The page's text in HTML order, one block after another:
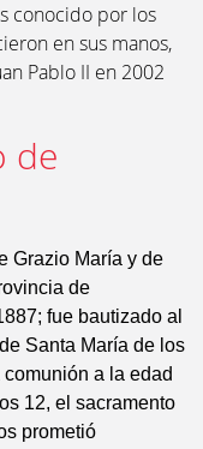
conocido por los
en sus manos,
Pablo II en 2002
de
Grazio María y de
de
fue bautizado al
Santa María de los
a la edad
12, el sacramento
prometió